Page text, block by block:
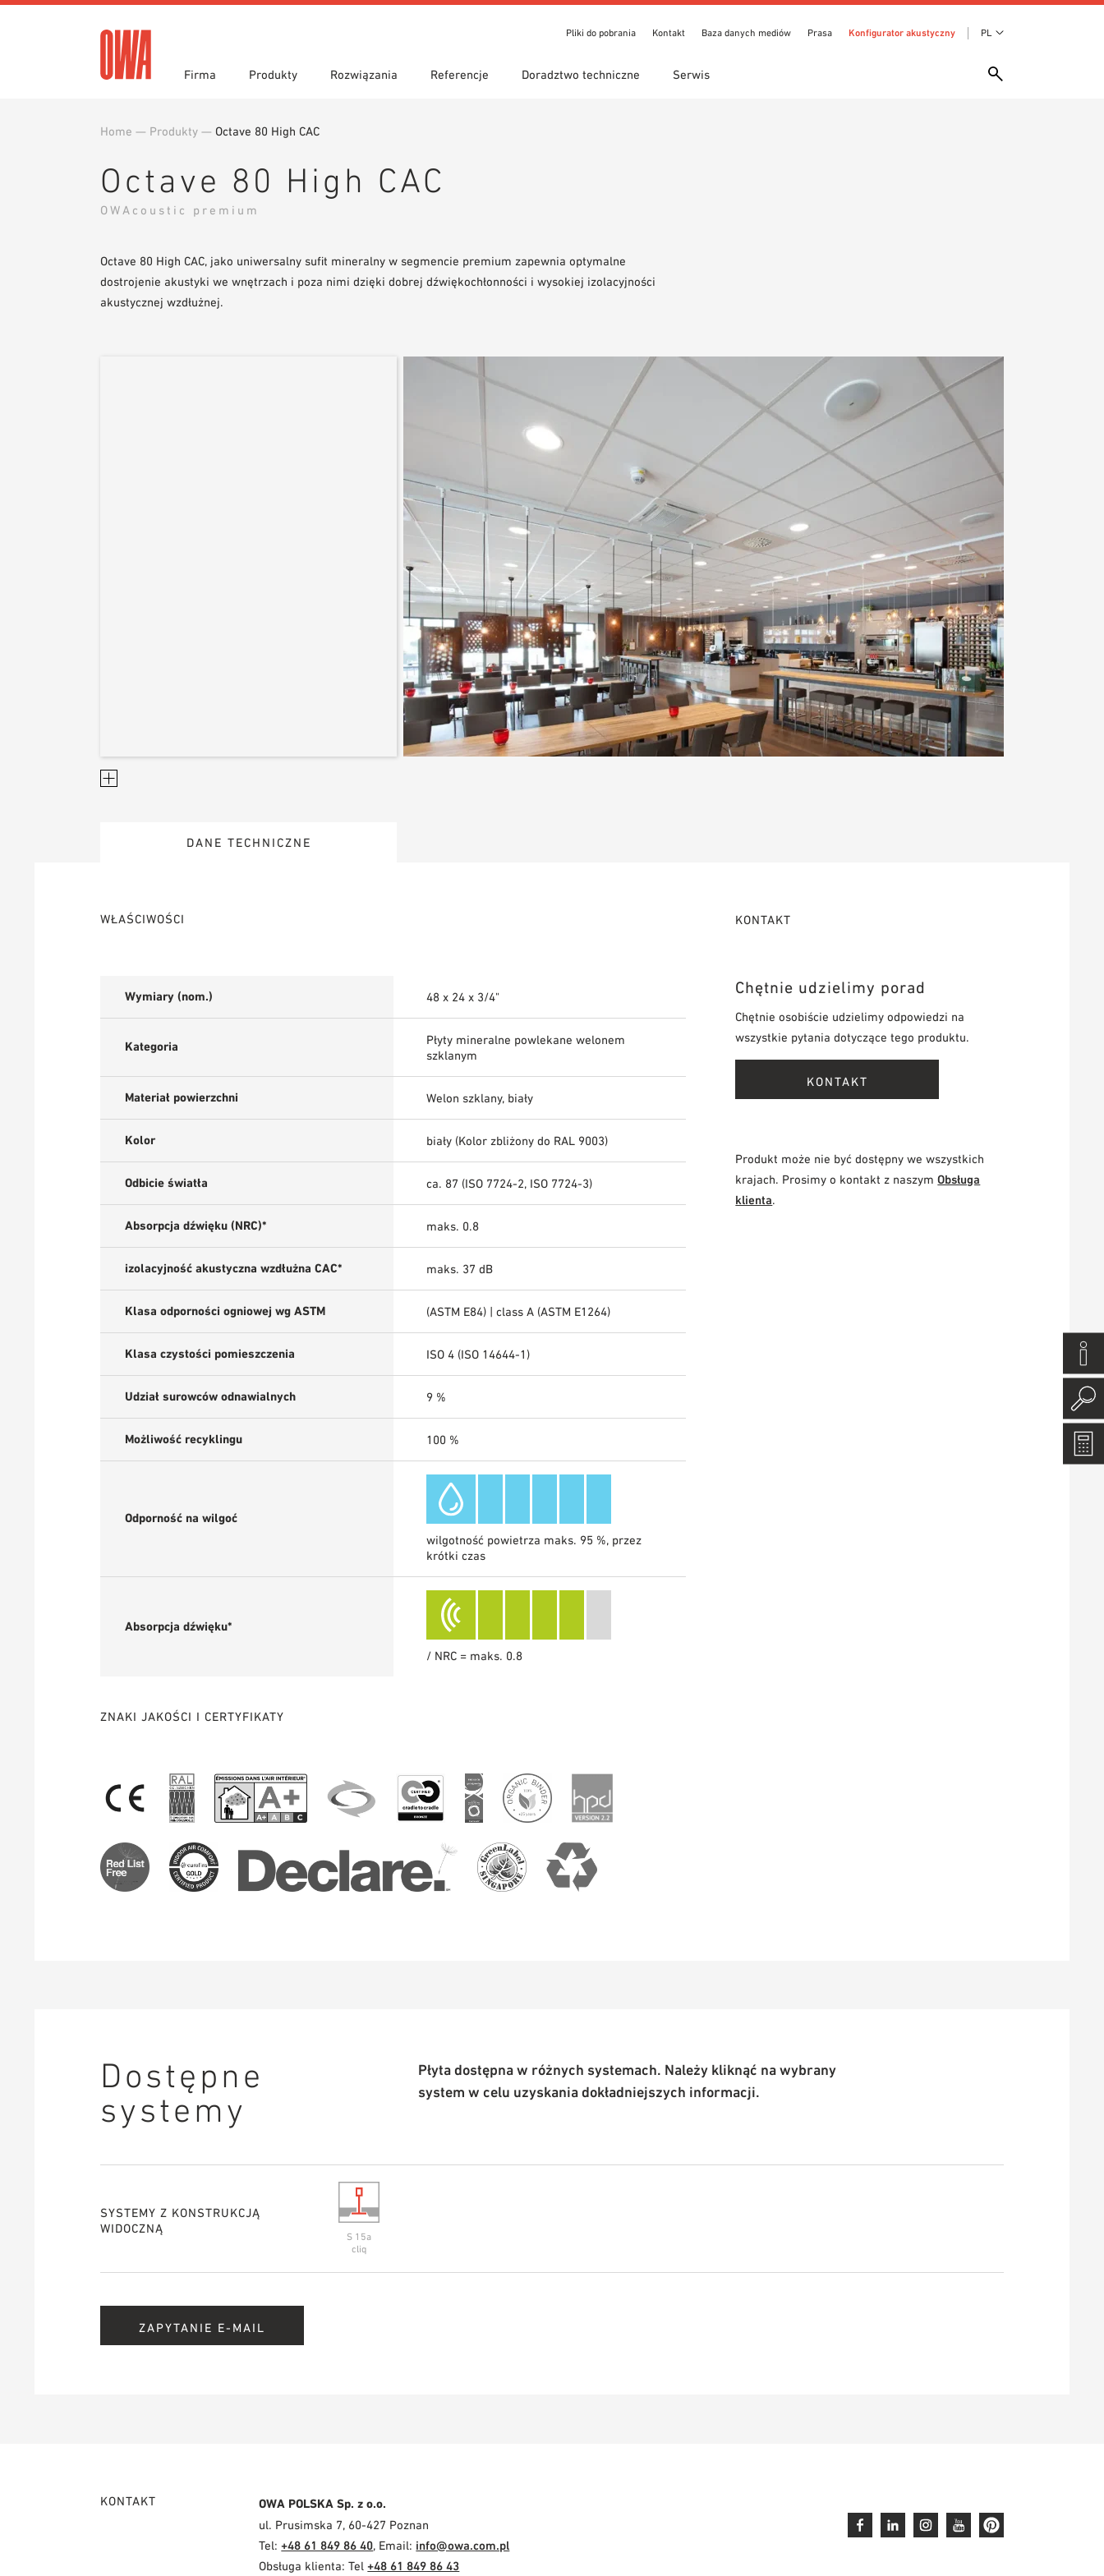
Pliki do pobrania Kontakt Baza danych mediów Prasa Konfigurator akustyczny PL
Firma
Historia
Prasa Showroom 7th Floor
Produkty
Przegląd produktów
Rozwiązania
Funkcje
Referencje Doradztwo techniczne Serwis
Narzędzia do projektowania Biblioteka BIM/REVIT
Zamówienie próbki
Home — Produkty — Octave 80 High CAC
Octave 80 High CAC
OWAcoustic premium
Octave 80 High CAC, jako uniwersalny sufit mineralny w segmencie premium zapewnia optymalne
dostrojenie akustyki we wnętrzach i poza nimi dzięki dobrej dźwiękochłonności i wysokiej izolacyjności
akustycznej wzdłużnej.
DANE TECHNICZNE
WŁAŚCIWOŚCI
Wymiary (nom.) 48 x 24 x 3/4"
Kategoria
Płyty mineralne powlekane welonem
szklanym
Materiał powierzchni Welon szklany, biały
Kolor biały (Kolor zbliżony do RAL 9003)
Odbicie światła ca. 87 (ISO 7724-2, ISO 7724-3)
Absorpcja dźwięku (NRC)* maks. 0.8
izolacyjność akustyczna wzdłużna CAC* maks. 37 dB
Klasa odporności ogniowej wg ASTM (ASTM E84) | class A (ASTM E1264)
Klasa czystości pomieszczenia ISO 4 (ISO 14644-1)
Udział surowców odnawialnych 9 %
Możliwość recyklingu 100 %
Odporność na wilgoć
wilgotność powietrza maks. 95 %, przez
krótki czas
Absorpcja dźwięku*
/ NRC = maks. 0.8
ZNAKI JAKOŚCI I CERTYFIKATY
KONTAKT
Chętnie udzielimy porad
Chętnie osobiście udzielimy odpowiedzi na
wszystkie pytania dotyczące tego produktu.
KONTAKT
Produkt może nie być dostępny we wszystkich
krajach. Prosimy o kontakt z naszymObsługa
klienta.
Dostępne
systemy
Płyta dostępna w różnych systemach. Należy kliknąć na wybrany
system w celu uzyskania dokładniejszych informacji.
SYSTEMY Z KONSTRUKCJĄ
WIDOCZNĄ
S 15a
cliq
ZAPYTANIE E-MAIL
KONTAKT OWA POLSKA Sp. z o.o.
ul. Prusimska 7, 60-427 Poznan
Tel:+48 61 849 86 40, Email: info@owa.com.pl
Obsługa klienta: Tel+48 61 849 86 43